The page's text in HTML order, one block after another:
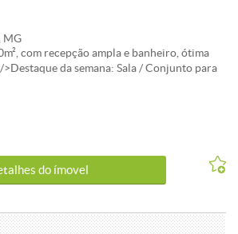
MG
com recepção ampla e banheiro, ótima
da semana: Sala / Conjunto para
área total de 29m². Uma excelente escolha
e qualidade de vida em Sete Lagoas.
visita para conhecer este Sala / Conjunto
do ímovel